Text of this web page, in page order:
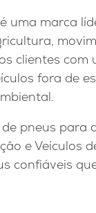
é uma marca
clientes
fora de
pneus para
e Veículos
confiáveis